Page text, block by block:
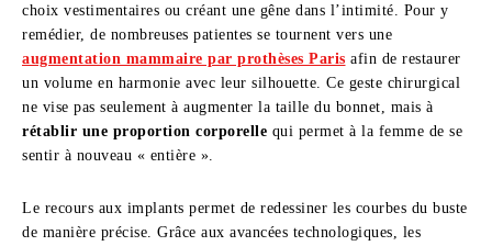
choix vestimentaires ou créant une gêne dans l’intimité. Pour y
remédier, de nombreuses patientes se tournent vers une
augmentation mammaire par prothèses Paris afin de restaurer
un volume en harmonie avec leur silhouette. Ce geste chirurgical
ne vise pas seulement à augmenter la taille du bonnet, mais à
rétablir une proportion corporelle qui permet à la femme de se
sentir à nouveau « entière ».
Le recours aux implants permet de redessiner les courbes du buste
de manière précise. Grâce aux avancées technologiques, les